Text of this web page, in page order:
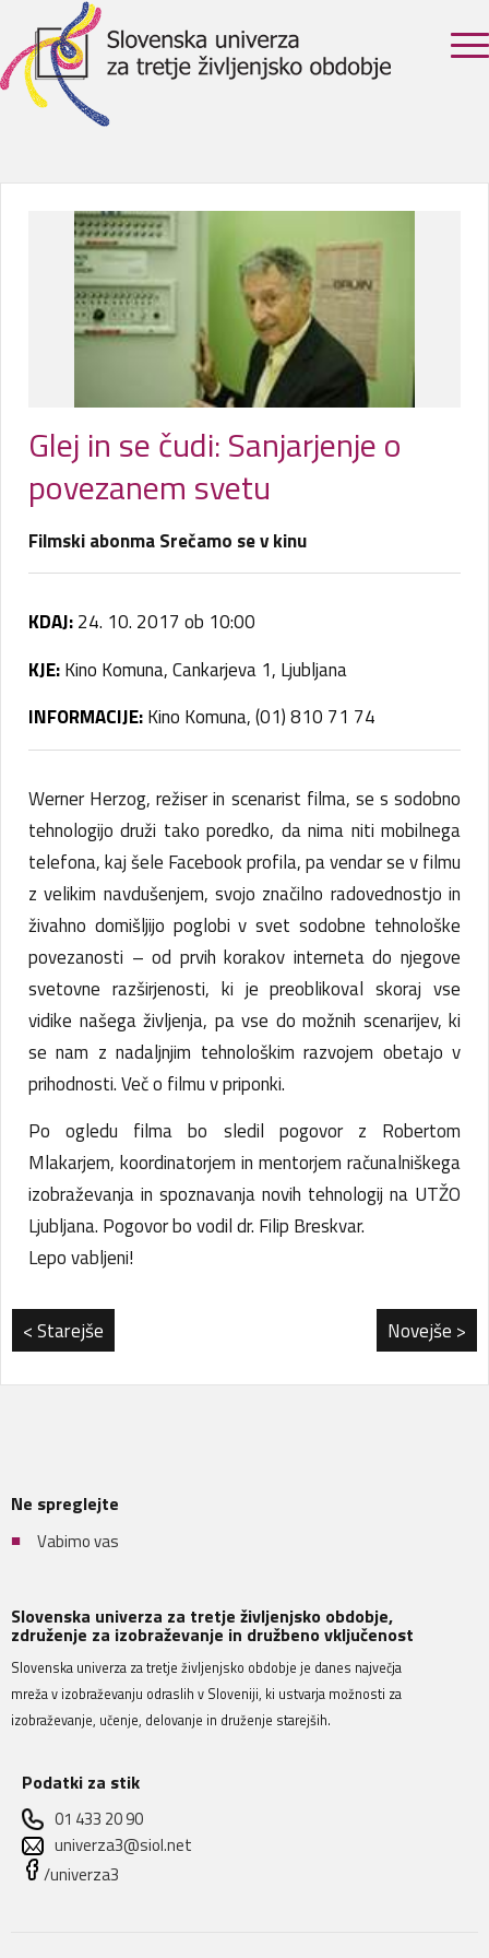
Glej in se čudi: Sanjarjenje o
povezanem svetu
Filmski abonma Srečamo se v kinu
KDAJ:24. 10. 2017 ob 10:00
KJE:Kino Komuna, Cankarjeva 1, Ljubljana
INFORMACIJE:Kino Komuna, (01) 810 71 74
Werner Herzog, režiser in scenarist filma, se s sodobno
tehnologijo druži tako poredko, da nima niti mobilnega
telefona, kaj šele Facebook profila, pa vendar se v filmu
z velikim navdušenjem, svojo značilno radovednostjo in
živahno domišljijo poglobi v svet sodobne tehnološke
povezanosti – od prvih korakov interneta do njegove
svetovne razširjenosti, ki je preoblikoval skoraj vse
vidike našega življenja, pa vse do možnih scenarijev, ki
se nam z nadaljnjim tehnološkim razvojem obetajo v
prihodnosti. Več o filmu v priponki.
Po ogledu filma bo sledil pogovor z Robertom
Mlakarjem, koordinatorjem in mentorjem računalniškega
izobraževanja in spoznavanja novih tehnologij na UTŽO
Ljubljana. Pogovor bo vodil dr. Filip Breskvar.
Lepo vabljeni!
< Starejše Novejše >
Ne spreglejte
Vabimo vas
Slovenska univerza za tretje življenjsko obdobje,
združenje za izobraževanje in družbeno vključenost
Slovenska univerza za tretje življenjsko obdobje je danes največja
mreža v izobraževanju odraslih v Sloveniji, ki ustvarja možnosti za
izobraževanje, učenje, delovanje in druženje starejših.
Podatki za stik
01 433 20 90
univerza3@siol.net
/univerza3